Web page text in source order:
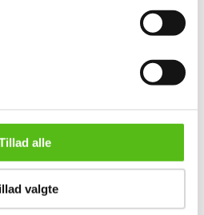
alle
valgte
Lineol, Tekno m.m. Samling
DKK inkl. salær og gebyr